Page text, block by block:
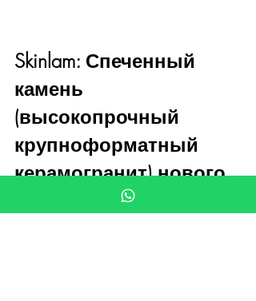
Skinlam: Спеченный
камень
(высокопрочный
крупноформатный
керамогранит) нового